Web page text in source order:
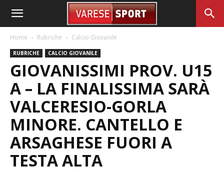
Home Rubriche Calcio Giovanile
RUBRICHE CALCIO GIOVANILE
GIOVANISSIMI PROV. U15
A – LA FINALISSIMA SARÀ
VALCERESIO-GORLA
MINORE. CANTELLO E
ARSAGHESE FUORI A
TESTA ALTA